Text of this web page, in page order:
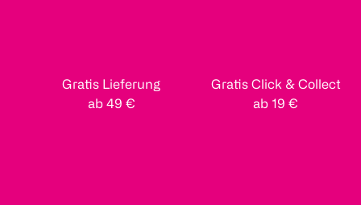
Gratis Lieferung
ab 49 €
Gratis Click & Collect
ab 19 €